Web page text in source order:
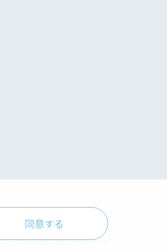
© oookasansosyokai Corp
同意する